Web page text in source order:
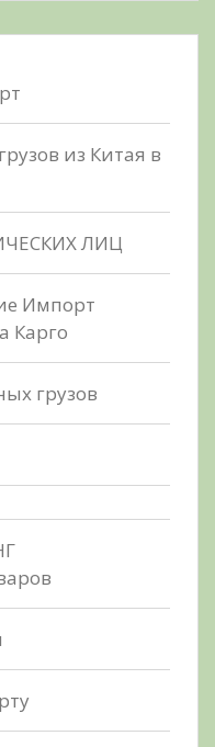
из Китая в
ЛИЦ
Импорт
Карго
грузов